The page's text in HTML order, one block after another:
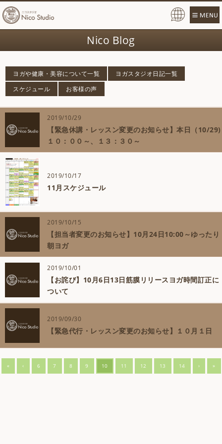
Nico Blog
ヨガや健康・美容について一覧
ヨガスタジオ日記一覧
スケジュール
お客様の声
2019/10/29
【緊急休講・レッスン変更のお知らせ】本日（10/29)
１０：００～、１３：３０～
2019/10/17
11月スケジュール
2019/10/15
【担当者変更のお知らせ】10月24日10:00～ゆったり
朝ヨガ
2019/10/01
【お詫び】10月6日13日筋膜リリースヨガ時間訂正に
ついて
2019/09/30
【緊急代行・レッスン変更のお知らせ】１０月１日
« ‹ 6 7 8 9 10 11 12 13 14 › »